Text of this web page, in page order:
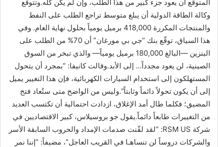
المتوقع أن يعود جزء كبير من هذا الطلب، وإن لم يكن كله.وتتوقع
وكالة الطاقة الدولية أن يبلغ متوسط ​​تراجع الطلب على النفط
والمنتجات المكررة 418,000 برميل يومياً بحلول نهاية العام. وفي
هذا السياق، توقّع بنك “جي بي مورغان” أن 70% من الطلب على
البنزين —البالغ 180,000 برميل يومياً— والذي تبخر من السوق
الصينية، لن يعود مجدداً… إلى الأبد.وقالت كانيفا: “بمجرد أن يتحول
المستهلكون إلى استخدام السيارات الكهربائية، فإن هذا التغيير يميل
إلى أن يكون تحولاً دائماً وثابتاً”.وليس من الواضح متى ستُعاد فتح
المضيق؛ فكلما طال أمد الإغلاق، ازدادت احتمالية أن تكتسب العديد
من التغييرات طابعاً دائماً.يقول جو بروسيلاس، كبير الاقتصاديين في
شركة RSM US: “لقد لقّنت صدمات الإمداد والحروب السابقة الأسر
والشركات دروساً لن تنساهـا في القريب العاجل”، مضيفاً: “إننا نمر